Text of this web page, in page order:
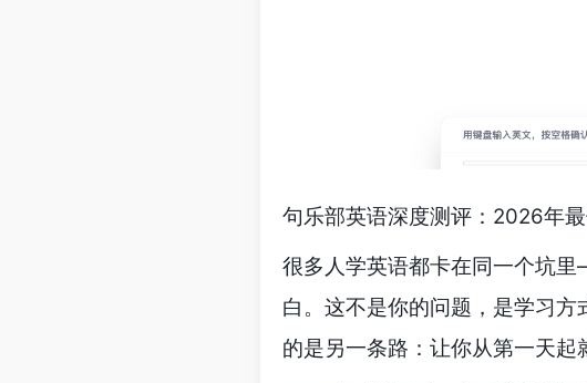
句乐部英语深度测评：2026年
很多人学英语都卡在同一个坑
白。这不是你的问题，是学习方
的是另一条路：让你从第一天起